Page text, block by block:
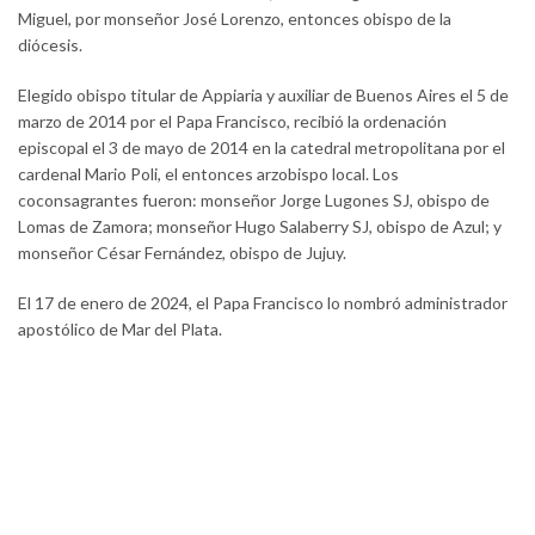
Miguel, por monseñor José Lorenzo, entonces obispo de la
diócesis.
Elegido obispo titular de Appiaria y auxiliar de Buenos Aires el 5 de
marzo de 2014 por el Papa Francisco, recibió la ordenación
episcopal el 3 de mayo de 2014 en la catedral metropolitana por el
cardenal Mario Poli, el entonces arzobispo local. Los
coconsagrantes fueron: monseñor Jorge Lugones SJ, obispo de
Lomas de Zamora; monseñor Hugo Salaberry SJ, obispo de Azul; y
monseñor César Fernández, obispo de Jujuy.
El 17 de enero de 2024, el Papa Francisco lo nombró administrador
apostólico de Mar del Plata.